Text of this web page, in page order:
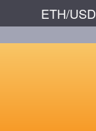
ETH/USD